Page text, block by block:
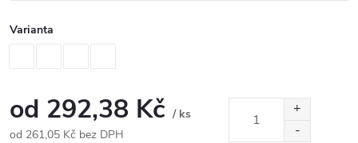
Varianta
od 292,38 Kč / ks
od 261,05 Kč bez DPH